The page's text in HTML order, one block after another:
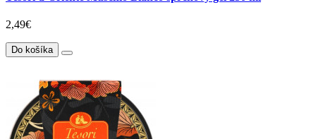
2,49€
Do košíka